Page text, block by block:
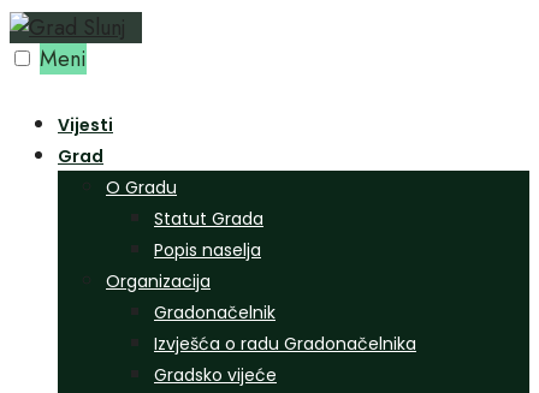
Preskoči
na Meni
Vijesti
Grad
O Gradu
Statut Grada
Popis naselja
Organizacija
Gradonačelnik
Izvješća o radu Gradonačelnika
Gradsko vijeće